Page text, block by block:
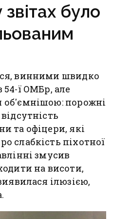
звітах було
винними швидко
54-ї ОМБр, але
об'ємнішою: порожні
та офіцери, які
слабкість піхотної
змусив
на висоти,
ілюзією,